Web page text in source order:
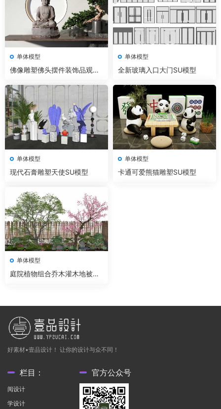
单体模型
佛像雕塑佛头摆件装饰品观音
单体模型
全新玻璃入口大门SU模型
单体模型
现代石膏雕塑天使SU模型
单体模型
卡通可爱熊猫雕塑SU模型
单体模型
庭院植物组合乔木灌木地被石
好素材•壹品设计！ 让你的设计与众不同！
栏目：
阅设计
学设计
官方公众号